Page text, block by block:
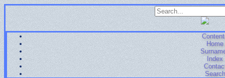
Home
Index
Search